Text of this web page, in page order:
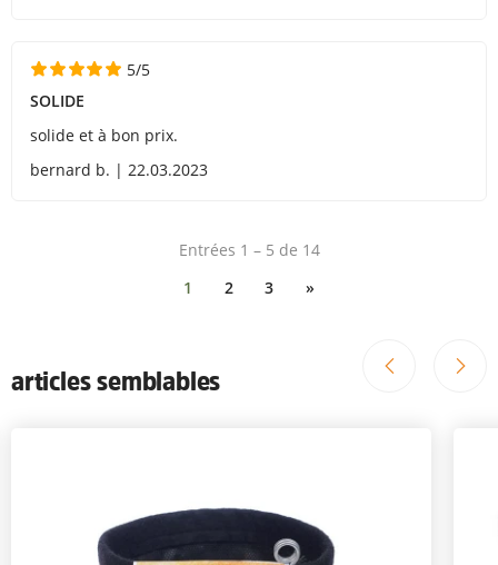
5/5
SOLIDE
solide et à bon prix.
bernard b. | 22.03.2023
Entrées 1 – 5 de 14
1
2 3 »
articles semblables